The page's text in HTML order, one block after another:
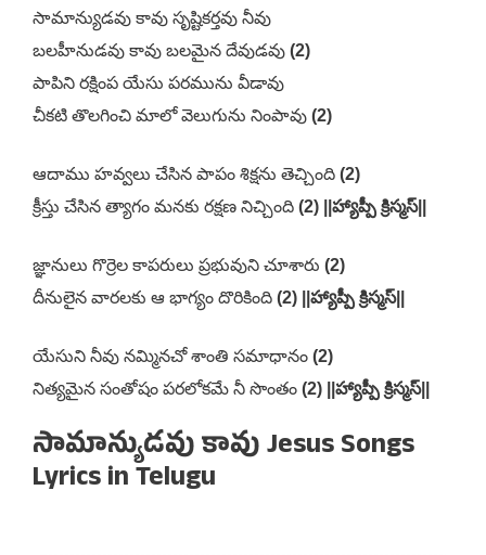
సామాన్యుడవు కావు సృష్టికర్తవు నీవు
బలహీనుడవు కావు బలమైన దేవుడవు (2)
పాపిని రక్షింప యేసు పరమును వీడావు
చీకటి తొలగించి మాలో వెలుగును నింపావు (2)
ఆదాము హవ్వలు చేసిన పాపం శిక్షను తెచ్చింది (2)
క్రీస్తు చేసిన త్యాగం మనకు రక్షణ నిచ్చింది (2) ||హ్యాప్పీ క్రిస్మస్||
జ్ఞానులు గొర్రెల కాపరులు ప్రభువుని చూశారు (2)
దీనులైన వారలకు ఆ భాగ్యం దొరికింది (2) ||హ్యాప్పీ క్రిస్మస్||
యేసుని నీవు నమ్మినచో శాంతి సమాధానం (2)
నిత్యమైన సంతోషం పరలోకమే నీ సొంతం (2) ||హ్యాప్పీ క్రిస్మస్||
సామాన్యుడవు కావు Jesus Songs
Lyrics in Telugu